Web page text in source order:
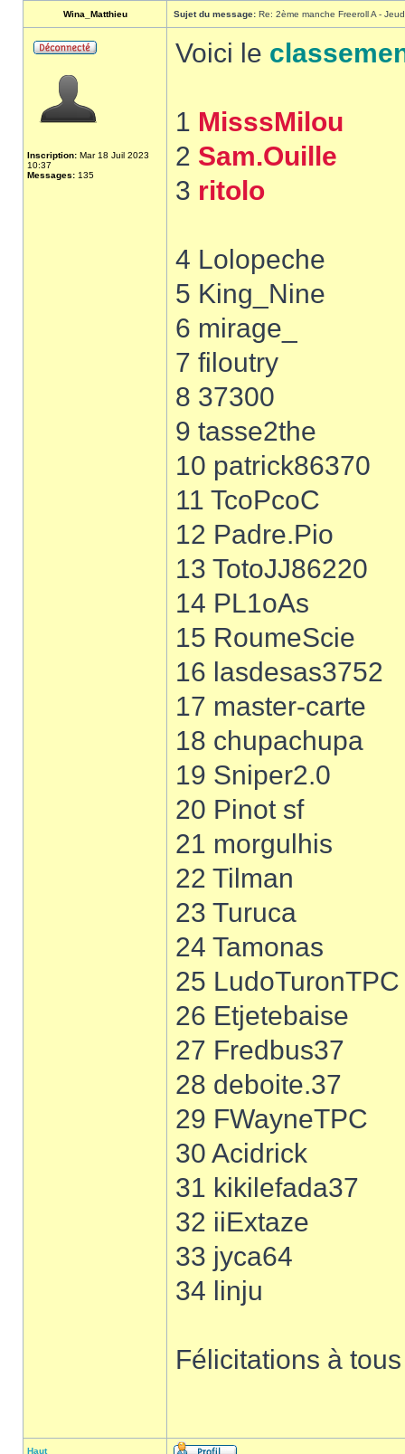
Wina_Matthieu Sujet du message: Re: 2ème manche Freeroll A -
Inscription: Mar 18 Juil 2023
10:37
Messages: 135
Voici le
1 MisssMilou
2 Sam.Ouille
3 ritolo
4 Lolopeche
5 King_Nine
6 mirage_
7 filoutry
8 37300
9 tasse2the
10 patrick86370
11 TcoPcoC
12 Padre.Pio
13 TotoJJ86220
14 PL1oAs
15 RoumeScie
16 lasdesas3752
17 master-carte
18 chupachupa
19 Sniper2.0
20 Pinot sf
21 morgulhis
22 Tilman
23 Turuca
24 Tamonas
25 LudoTuronTPC
26 Etjetebaise
27 Fredbus37
28 deboite.37
29 FWayneTPC
30 Acidrick
31 kikilefada37
32 iiExtaze
33 jyca64
34 linju
Félicitations à
Haut